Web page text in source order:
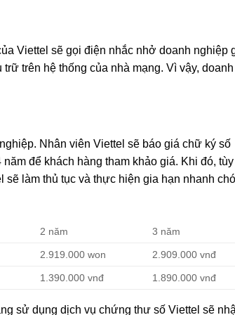
Viettel sẽ gọi điện nhắc nhở doanh nghiệp
trên hệ thống của nhà mạng. Vì vậy, doanh
Nhân viên Viettel sẽ báo giá chữ ký số
để khách hàng tham khảo giá. Khi đó, tùy
làm thủ tục và thực hiện gia hạn nhanh
2 năm 3 năm
2.919.000 won 2.909.000 vnđ
1.390.000 vnđ 1.890.000 vnđ
sử dụng dịch vụ chứng thư số Viettel sẽ